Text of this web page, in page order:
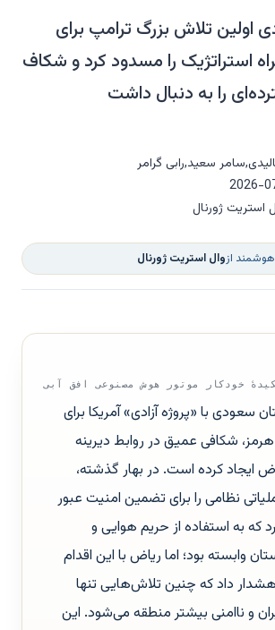
اولین تلاش بزرگ ترامپ برای
استراتژیک را مسدود کرد و شکاف
را به دنبال داشت
سعید,رابی گرامر
2026-
استریت ژورنال
ازوال استریت ژورنال
خودکار موتور هوش مصنوعی افق آبی
سعودی با «پروژه آزادی» آمریکا برای
شکافی عمیق در روابط دیرینه
ایجاد کرده است. در بهار گذشته،
نظامی را برای تضمین امنیت عبور
که به استفاده از حریم هوایی و
وابسته بود؛ اما ریاض با این اقدام
داد که چنین تلاش‌هایی تنها
و ناامنی بیشتر منطقه می‌شود. این